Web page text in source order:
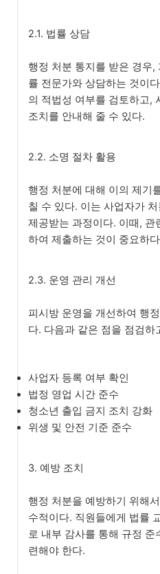
2.1. 법률 상담
행정 처분 통지를 받은 경우,
률 전문가와 상담하는 것이
의 적법성 여부를 검토하고,
조치를 안내해 줄 수 있다.
2.2. 소명 절차 활용
행정 처분에 대해 이의 제기
칠 수 있다. 이는 사업자가
제공받는 과정이다. 이때, 관
하여 제출하는 것이 중요하
2.3. 운영 관리 개선
피시방 운영을 개선하여 행
다. 다음과 같은 점을 점검하
사업자 등록 여부 확인
법정 영업 시간 준수
청소년 출입 금지 조치 강화
위생 및 안전 기준 준수
3. 예방 조치
행정 처분을 예방하기 위해
수적이다. 직원들에게 법률
로 내부 감사를 통해 규정
련해야 한다.